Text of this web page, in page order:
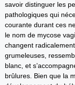
savoir distinguer les
pathologiques qui
courante durant ces
le nom de mycose
changent
grumeleuses,
blanc, et
brûlures. Bien que la